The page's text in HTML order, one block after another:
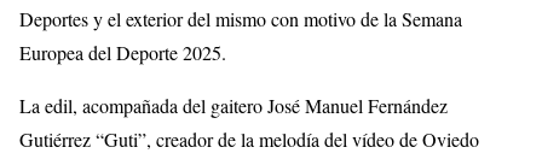
Deportes y el exterior del mismo con motivo de la Semana
Europea del Deporte 2025.
La edil, acompañada del gaitero José Manuel Fernández
Gutiérrez “Guti”, creador de la melodía del vídeo de Oviedo